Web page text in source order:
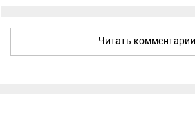
Читать комментарии